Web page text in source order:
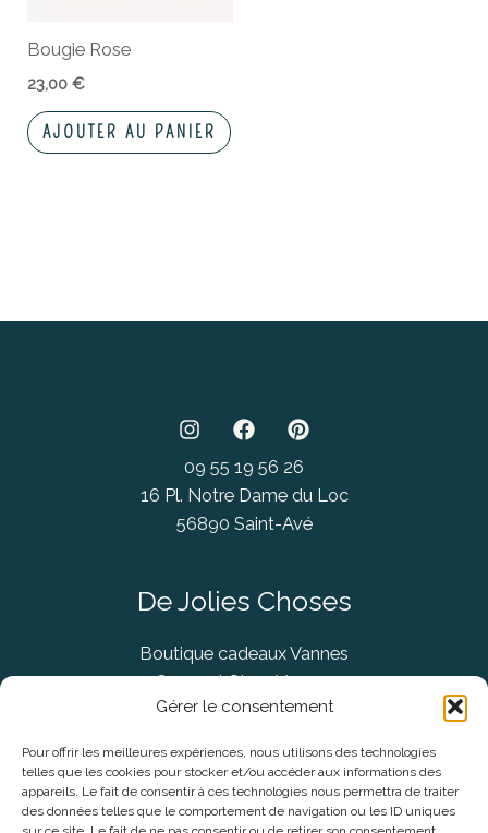
Gérer le consentement
Pour offrir les meilleures expériences, nous utilisons des technologies
telles que les cookies pour stocker et/ou accéder aux informations des
appareils. Le fait de consentir à ces technologies nous permettra de traiter
des données telles que le comportement de navigation ou les ID uniques
Bougie Rose
23,00€
AJOUTER AU PANIER
09 55 19 56 26
16 Pl. Notre Dame du Loc
56890 Saint-Avé
De Jolies Choses
Boutique cadeaux Vannes
Concept Store Vannes
Informations légales